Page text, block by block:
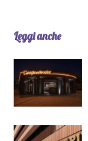
Leggi anche